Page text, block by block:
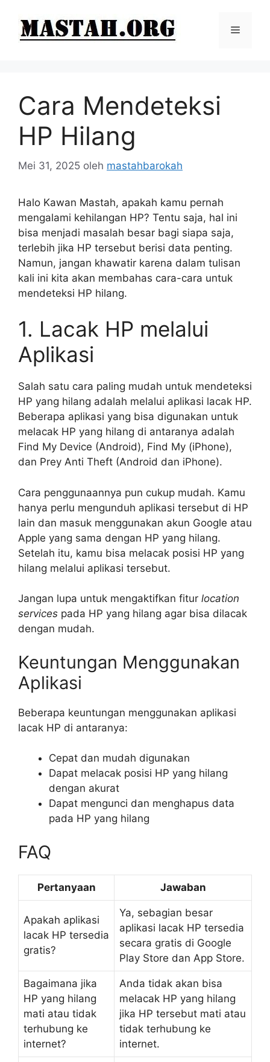
Menu
Cara Mendeteksi
HP Hilang
Mei 31, 2025 oleh mastahbarokah
Halo Kawan Mastah, apakah kamu pernah
mengalami kehilangan HP? Tentu saja, hal ini
bisa menjadi masalah besar bagi siapa saja,
terlebih jika HP tersebut berisi data penting.
Namun, jangan khawatir karena dalam tulisan
kali ini kita akan membahas cara-cara untuk
mendeteksi HP hilang.
1. Lacak HP melalui
Aplikasi
Salah satu cara paling mudah untuk mendeteksi
HP yang hilang adalah melalui aplikasi lacak HP.
Beberapa aplikasi yang bisa digunakan untuk
melacak HP yang hilang di antaranya adalah
Find My Device (Android), Find My (iPhone),
dan Prey Anti Theft (Android dan iPhone).
Cara penggunaannya pun cukup mudah. Kamu
hanya perlu mengunduh aplikasi tersebut di HP
lain dan masuk menggunakan akun Google atau
Apple yang sama dengan HP yang hilang.
Setelah itu, kamu bisa melacak posisi HP yang
hilang melalui aplikasi tersebut.
Jangan lupa untuk mengaktifkan fitur location
services pada HP yang hilang agar bisa dilacak
dengan mudah.
Keuntungan Menggunakan
Aplikasi
Beberapa keuntungan menggunakan aplikasi
lacak HP di antaranya:
Cepat dan mudah digunakan
Dapat melacak posisi HP yang hilang
dengan akurat
Dapat mengunci dan menghapus data
pada HP yang hilang
FAQ
Pertanyaan Jawaban
Apakah aplikasi
lacak HP tersedia
gratis?
Ya, sebagian besar
aplikasi lacak HP tersedia
secara gratis di Google
Play Store dan App Store.
Bagaimana jika
HP yang hilang
mati atau tidak
terhubung ke
internet?
Anda tidak akan bisa
melacak HP yang hilang
jika HP tersebut mati atau
tidak terhubung ke
internet.